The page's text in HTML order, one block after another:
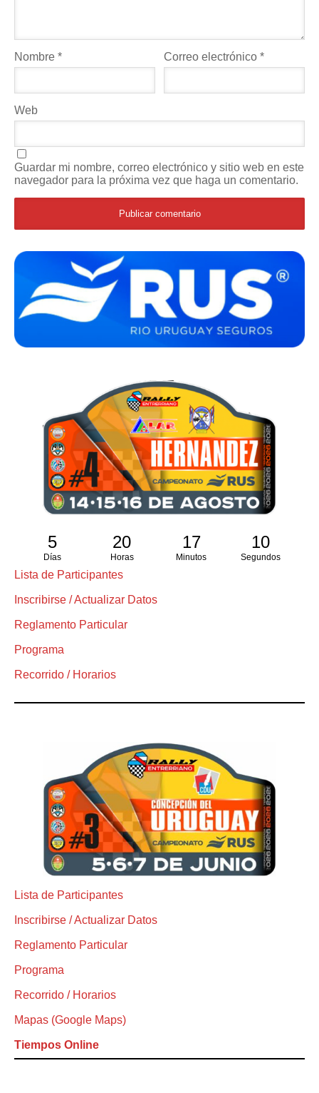
Nombre * Correo electrónico*
Web
Guardar mi nombre, correo electrónico y sitio web en este
navegador para la próxima vez que haga un comentario.
5
Días
20
Horas
17
Minutos
10
Segundos
Lista de Participantes
Inscribirse / Actualizar Datos
Reglamento Particular
Programa
Recorrido / Horarios
Lista de Participantes
Inscribirse / Actualizar Datos
Reglamento Particular
Programa
Recorrido / Horarios
Mapas (Google Maps)
Tiempos Online